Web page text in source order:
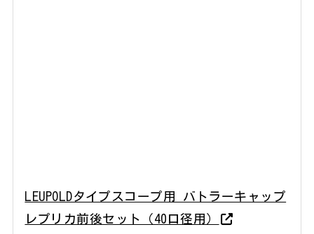
LEUPOLDタイプスコープ用 バトラーキャップ
レプリカ前後セット（40口径用）